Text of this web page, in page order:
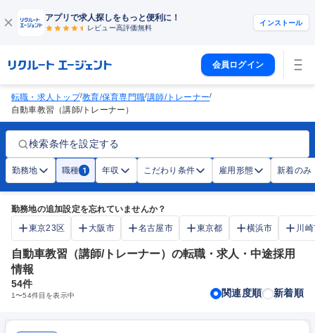
アプリで求人探しをもっと便利に！
レビュー高評価無料
インストール
会員ログイン
転職・求人トップ/教育/保育専門職/講師/トレーナー/
自動車教習（講師/トレーナー）
検索条件を設定する
勤務地 職種 1 年収 こだわり条件 雇用形態 新着のみ
勤務地の追加設定を忘れていませんか？
東京23区
大阪市 名古屋市 東京都 横浜市 川
自動車教習（講師/トレーナー）の転職・求人・中途採用
情報
54件
1〜54件目を表示中 関連度順 新着順